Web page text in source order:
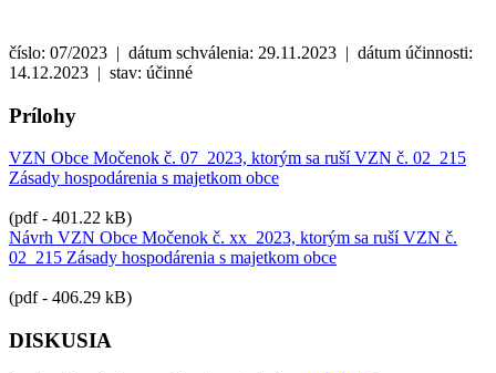
číslo: 07/2023 | dátum schválenia: 29.11.2023 | dátum účinnosti:
14.12.2023 | stav: účinné
Prílohy
VZN Obce Močenok č. 07_2023, ktorým sa ruší VZN č. 02_215
Zásady hospodárenia s majetkom obce
(pdf - 401.22 kB)
Návrh VZN Obce Močenok č. xx_2023, ktorým sa ruší VZN č.
02_215 Zásady hospodárenia s majetkom obce
(pdf - 406.29 kB)
DISKUSIA